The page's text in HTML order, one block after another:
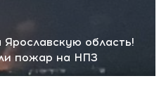
область!
пожар на НПЗ